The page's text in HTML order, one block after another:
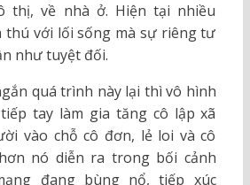
thị, về nhà ở. Hiện tại nhiều
thú với lối sống mà sự riêng tư
như tuyệt đối.
quá trình này lại thì vô hình
tay làm gia tăng cô lập xã
vào chỗ cô đơn, lẻ loi và cô
nó diễn ra trong bối cảnh
đang bùng nổ, tiếp xúc